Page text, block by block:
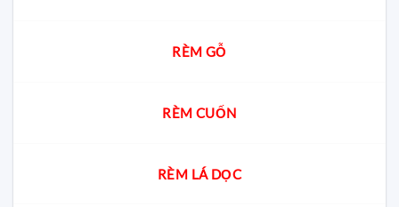
RÈM GỖ
RÈM CUỐN
RÈM LÁ DỌC